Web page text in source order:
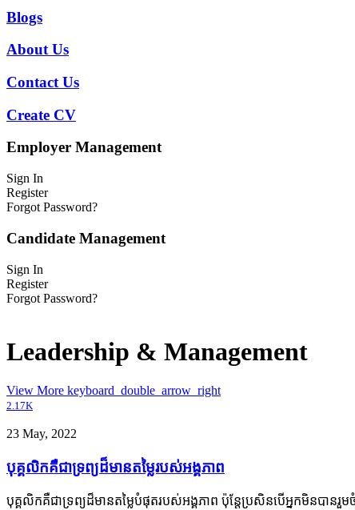
Blogs
About Us
Contact Us
Create CV
Employer Management
Sign In
Register
Forgot Password?
Candidate Management
Sign In
Register
Forgot Password?
Leadership & Management
View More keyboard_double_arrow_right
2.17K
23 May, 2022
បុគ្គលិកគឺជាទ្រព្យដ៏មានតម្លៃរបស់អង្គភាព
បុគ្គលិកគឺជាទ្រព្យដ៏មានតម្លៃបំផុតរបស់អង្គភាព ប៉ុន្តែ​ប្រសិន​បើ​អ្នក​មិន​បាន​​រួ